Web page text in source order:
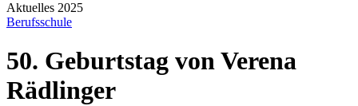
Aktuelles 2025
Berufsschule
50. Geburtstag von Verena
Rädlinger